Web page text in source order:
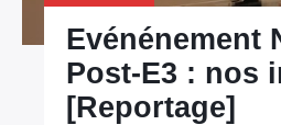
Evénénement
Post-E3 : nos
[Reportage]